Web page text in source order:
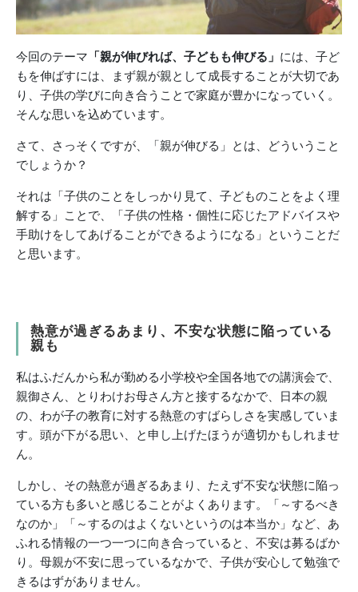
今回のテーマ 「親が伸びれば、子どもも伸びる」 には、子ど
もを伸ばすには、まず親が親として成長することが大切であ
り、子供の学びに向き合うことで家庭が豊かになっていく。
そんな思いを込めています。
さて、さっそくですが、「親が伸びる」とは、どういうこと
でしょうか？
それは「子供のことをしっかり見て、子どものことをよく理
解する」ことで、「子供の性格・個性に応じたアドバイスや
手助けをしてあげることができるようになる」ということだ
と思います。
熱意が過ぎるあまり、不安な状態に陥っている
親も
私はふだんから私が勤める小学校や全国各地での講演会で、
親御さん、とりわけお母さん方と接するなかで、日本の親
の、わが子の教育に対する熱意のすばらしさを実感していま
す。頭が下がる思い、と申し上げたほうが適切かもしれませ
ん。
しかし、その熱意が過ぎるあまり、たえず不安な状態に陥っ
ている方も多いと感じることがよくあります。「～するべき
なのか」「～するのはよくないというのは本当か」など、あ
ふれる情報の一つ一つに向き合っていると、不安は募るばか
り。母親が不安に思っているなかで、子供が安心して勉強で
きるはずがありません。